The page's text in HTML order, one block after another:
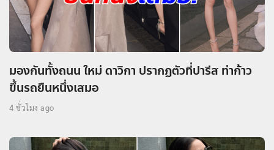
มองกันทั้งถนน ใหม่ ดาวิกา ปรากฏตัวที่ปารีส ท่าก้าว
ขึ้นรถยืนหนึ่งเสมอ
4 ชั่วโมง ago